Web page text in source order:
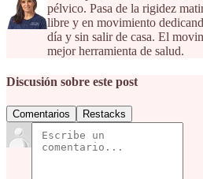
pélvico. Pasa de la rigidez
libre y en movimiento
día y sin salir de casa. El
mejor herramienta de salud.
Discusión sobre este post
Comentarios Restacks